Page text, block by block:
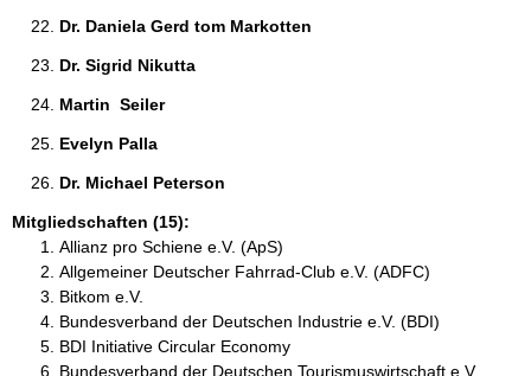
Dr. Daniela Gerd tom Markotten
Dr. Sigrid Nikutta
Martin  Seiler
Evelyn Palla
Dr. Michael Peterson
Mitgliedschaften (15):
Allianz pro Schiene e.V. (ApS)
Allgemeiner Deutscher Fahrrad-Club e.V. (ADFC)
Bitkom e.V.
Bundesverband der Deutschen Industrie e.V. (BDI)
BDI Initiative Circular Economy
Bundesverband der Deutschen Tourismuswirtschaft e.V.